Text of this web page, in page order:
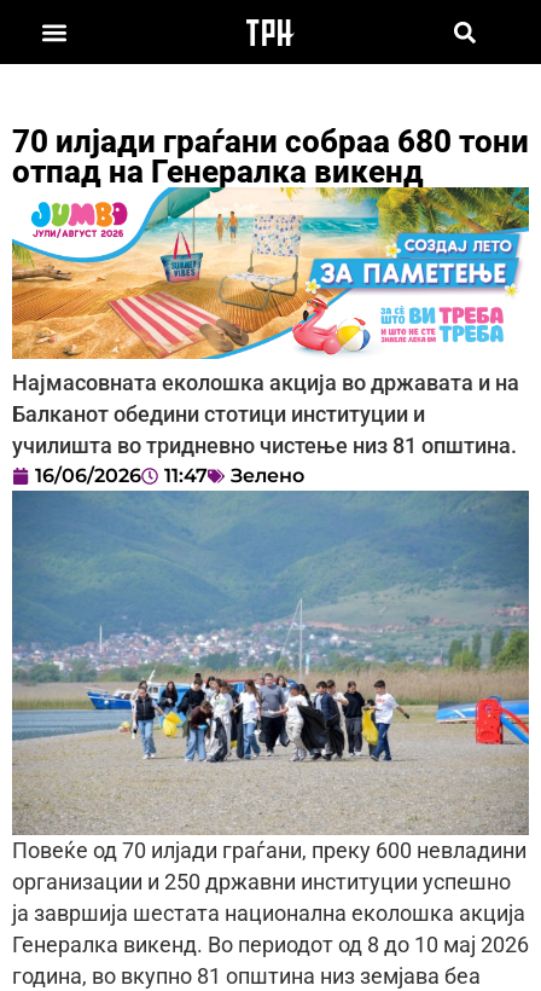
70 илјади граѓани собраа 680 тони
отпад на Генералка викенд
Најмасовната еколошка акција во државата и на
Балканот обедини стотици институции и
училишта во тридневно чистење низ 81 општина.
16/06/2026 11:47 Зелено
Повеќе од 70 илјади граѓани, преку 600 невладини
организации и 250 државни институции успешно
ја завршија шестата национална еколошка акција
Генералка викенд. Во периодот од 8 до 10 мај 2026
година, во вкупно 81 општина низ земјава беа